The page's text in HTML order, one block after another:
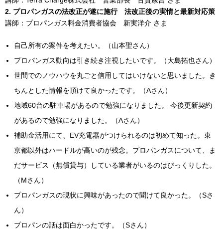
2. プロパンガスの法改正が遂に施行 法改正後の実情と最新対応策
講師：プロパンガス料金消費者協会 新実洋介 さま
自己所有の案件を考えたい。（山本聖さん）
プロパンガス動向は引き続き注視したいです。（大島拓也さん）
世間でのノウハウを丸ごと信用してはいけないと思いました。き
ちんとした情報を頂けて良かったです。（Aさん）
地域60台の駐車場があるので勉強になりました。 今後更新契約
があるので勉強になりました。（Aさん）
補助金活用にて、EV充電器がつけられるのは初めて知った。東
京都以外はハードルが高いのが残念。プロパンガスについて、ま
だサービス（無償貸与）している業者がいるのはびっくりした。
（Mさん）
プロパンガスの現状に興味があったので聞けて良かった。（Sさ
ん）
プロパンの話は面白かったです。（Sさん）